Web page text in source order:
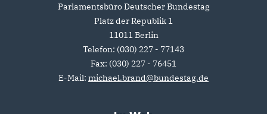
Parlamentsbüro Deutscher Bundestag
Platz der Republik 1
11011Berlin
Telefon: (030) 227 - 77143
Fax: (030) 227 - 76451
E-Mail: michael.brand@bundestag.de